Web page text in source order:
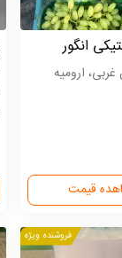
انگور
غربی، ارومیه
قیمت
فروشنده ویژه